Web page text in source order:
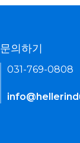
문의하기
031-769-0808